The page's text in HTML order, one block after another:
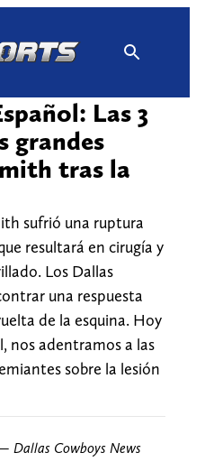
Las 3
grandes
tras la
sufrió una ruptura
resultará en cirugía y
Los Dallas
una respuesta
de la esquina. Hoy
nos adentramos a las
sobre la lesión
Dallas Cowboys News